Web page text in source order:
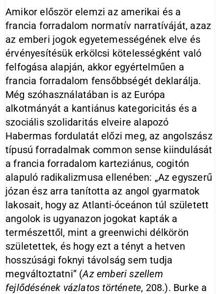
Amikor először elemzi az amerikai és a
francia forradalom normatív narratíváját, azaz
az emberi jogok egyetemességének elve és
érvényesítésük erkölcsi kötelességként való
felfogása alapján, akkor egyértelműen a
francia forradalom fensőbbségét deklarálja.
Még szóhasználatában is az Európa
alkotmányát a kantiánus kategoricitás és a
szociális szolidaritás elveire alapozó
Habermas fordulatát előzi meg, az angolszász
típusú forradalmak common sense kiindulását
a francia forradalom karteziánus, cogitón
alapuló radikalizmusa ellenében: „Az egyszerű
józan ész arra tanította az angol gyarmatok
lakosait, hogy az Atlanti-óceánon túl született
angolok is ugyanazon jogokat kapták a
természettől, mint a greenwichi délkörön
születettek, és hogy ezt a tényt a hetven
hosszúsági foknyi távolság sem tudja
megváltoztatni” (Az emberi szellem
fejlődésének vázlatos története, 208.). Burke a